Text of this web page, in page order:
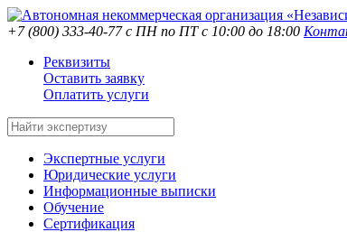
+7 (800) 333-40-77с ПН по ПТ с 10:00 до 18:00
Реквизиты
Оставить заявку
Оплатить услуги
Экспертные услуги
Юридические услуги
Информационные выписки
Обучение
Сертификация